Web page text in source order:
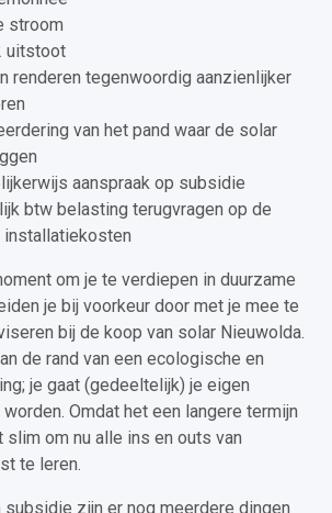
stroom
uitstoot
renderen tegenwoordig aanzienlijker
van het pand waar de solar
aanspraak op subsidie
btw belasting terugvragen op de
installatiekosten
om je te verdiepen in duurzame
je bij voorkeur door met je mee te
bij de koop van solar Nieuwolda.
de rand van een ecologische en
je gaat (gedeeltelijk) je eigen
Omdat het een langere termijn
om nu alle ins en outs van
te leren.
subsidie zijn er nog meerdere dingen